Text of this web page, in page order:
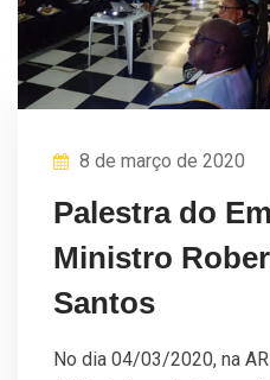
8 de março de 2020
Palestra do
Ministro
Santos
No dia 04/03/2020, na